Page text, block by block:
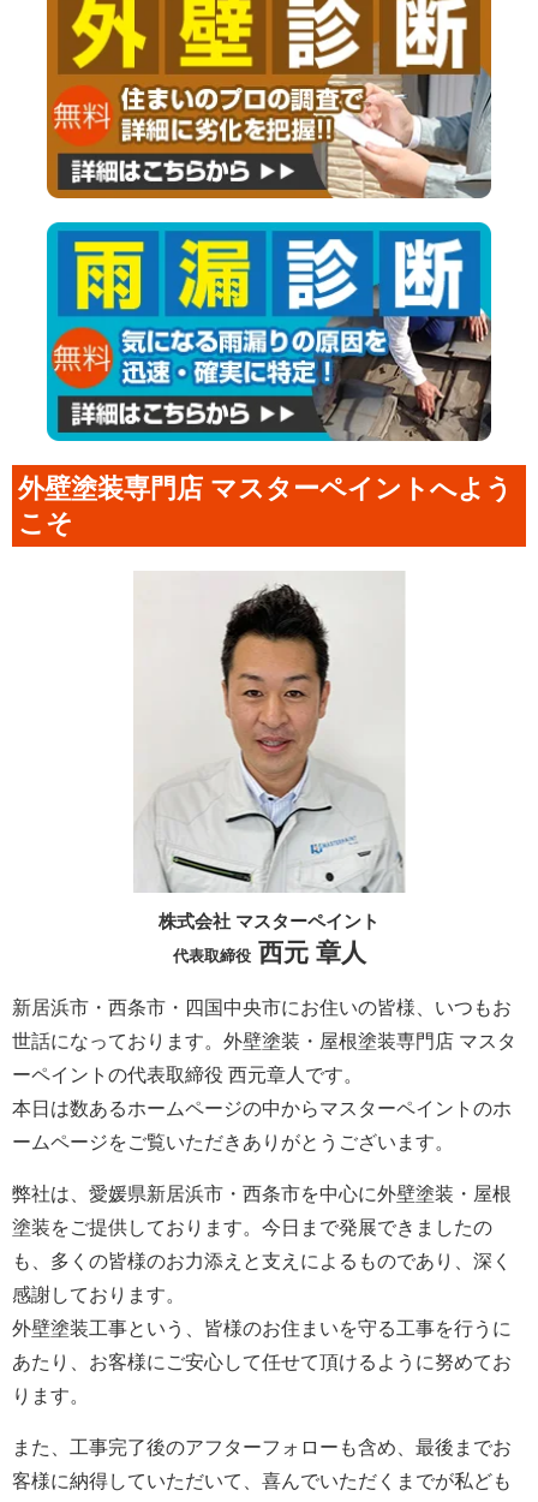
外壁塗装専門店 マスターペイントへよう
こそ
株式会社 マスターペイント
代表取締役西元 章人
新居浜市・西条市・四国中央市にお住いの皆様、いつもお
世話になっております。外壁塗装・屋根塗装専門店 マスタ
ーペイントの代表取締役 西元章人です。
本日は数あるホームページの中からマスターペイントのホ
ームページをご覧いただきありがとうございます。
弊社は、愛媛県新居浜市・西条市を中心に外壁塗装・屋根
塗装をご提供しております。今日まで発展できましたの
も、多くの皆様のお力添えと支えによるものであり、深く
感謝しております。
外壁塗装工事という、皆様のお住まいを守る工事を行うに
あたり、お客様にご安心して任せて頂けるように努めてお
ります。
また、工事完了後のアフターフォローも含め、最後までお
客様に納得していただいて、喜んでいただくまでが私ども